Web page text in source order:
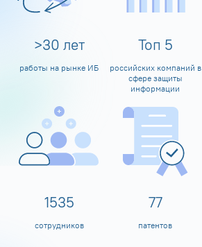
>30 лет
работы на рынке ИБ
Топ 5
российских компаний в
сфере защиты
информации
1600
сотрудников
80
патентов